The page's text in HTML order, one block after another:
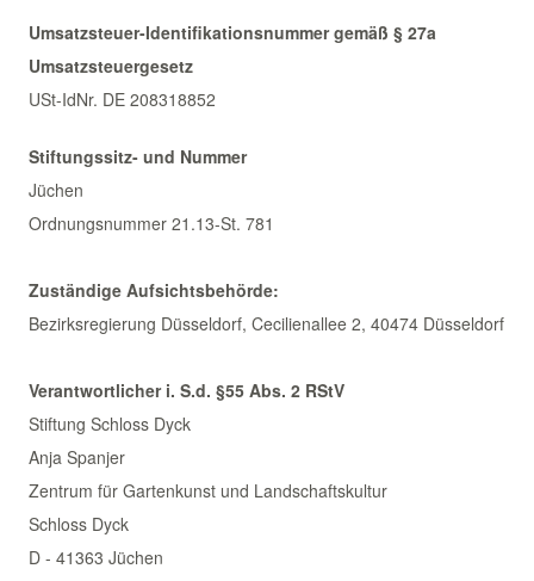
Umsatzsteuer-Identifikationsnummer gemäß § 27a
Umsatzsteuergesetz
USt-IdNr. DE 208318852
Stiftungssitz- und Nummer
Jüchen
Ordnungsnummer 21.13-St. 781
Zuständige Aufsichtsbehörde:
Bezirksregierung Düsseldorf, Cecilienallee 2, 40474 Düsseldorf
Verantwortlicher i. S.d. §55 Abs. 2 RStV
Stiftung Schloss Dyck
Anja Spanjer
Zentrum für Gartenkunst und Landschaftskultur
Schloss Dyck
D - 41363 Jüchen